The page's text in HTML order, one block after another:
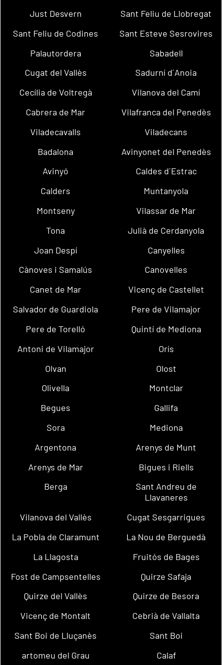
Just Desvern
Sant Feliu de Llobregat
Sant Feliu de Codines
Sant Esteve Sesrovires
Palautordera
Sabadell
Cugat del Vallès
Sadurní d´Anoia
Cecília de Voltregà
Vilanova del Camí
Cabrera de Mar
Vilafranca del Penedès
Viladecavalls
Viladecans
Badalona
Avinyonet del Penedès
Avinyó
Caldes d´Estrac
Calders
Muntanyola
Montseny
Vilassar de Mar
Tona
Julià de Cerdanyola
Joan Despí
Canyelles
Cànoves i Samalús
Canovelles
Canet de Mar
Vicenç de Castellet
Salvador de Guardiola
Pere de Vilamajor
Pere de Torelló
Quintí de Mediona
Antoni de Vilamajor
Orís
Olvan
Olost
Olivella
Montclar
Begues
Gallifa
Sora
Mediona
Argentona
Arenys de Munt
Arenys de Mar
Bigues i Riells
Berga
Sant Andreu de
Llavaneres
Vilanova del Vallès
Cugat Sesgarrigues
La Pobla de Claramunt
La Nou de Berguedà
La Llagosta
Fruitós de Bages
Fost de Campsentelles
Quirze Safaja
Quirze del Vallès
Quirze de Besora
Vicenç de Montalt
Cebrià de Vallalta
Sant Boi de Lluçanès
Sant Boi
artomeu del Grau
Calaf